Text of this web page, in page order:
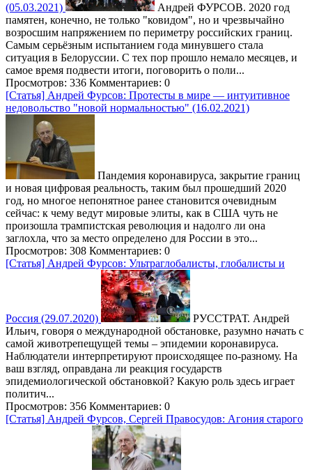
(05.03.2021)
Андрей ФУРСОВ. 2020 год
памятен, конечно, не только "ковидом", но и чрезвычайно
возросшим напряжением по периметру российских границ.
Самым серьёзным испытанием года минувшего стала
ситуация в Белоруссии. С тех пор прошло немало месяцев, и
самое время подвести итоги, поговорить о поли...
Просмотров: 336 Комментариев: 0
[Статья] Андрей Фурсов: Протесты в мире — интуитивное
недовольство "новой нормальностью" (16.02.2021)
Пандемия коронавируса, закрытие границ
и новая цифровая реальность, таким был прошедший 2020
год, но многое непонятное ранее становится очевидным
сейчас: к чему ведут мировые элиты, как в США чуть не
произошла трампистская революция и надолго ли она
заглохла, что за место определено для России в это...
Просмотров: 308 Комментариев: 0
[Статья] Андрей Фурсов: Ультраглобалисты, глобалисты и
Россия (29.07.2020)
РУССТРАТ. Андрей
Ильич, говоря о международной обстановке, разумно начать с
самой животрепещущей темы – эпидемии коронавируса.
Наблюдатели интерпретируют происходящее по-разному. На
ваш взгляд, оправдана ли реакция государств
эпидемиологической обстановкой? Какую роль здесь играет
политич...
Просмотров: 356 Комментариев: 0
[Статья] Андрей Фурсов, Сергей Правосудов: Агония старого